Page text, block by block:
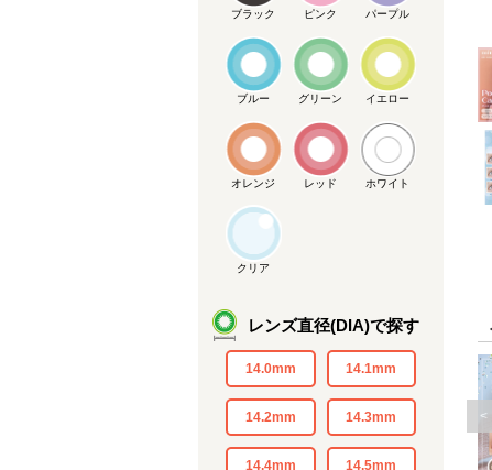
ブラック ピンク パープル
ブルー グリーン イエロー
オレンジ レッド ホワイト
クリア
レンズ直径(DIA)で探す
14.0mm 14.1mm
14.2mm 14.3mm
14.4mm 14.5mm
メーカー提供画像
<